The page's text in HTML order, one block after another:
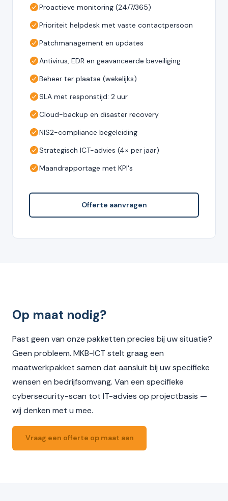
Proactieve monitoring (24/7/365)
Prioriteit helpdesk met vaste contactpersoon
Patchmanagement en updates
Antivirus, EDR en geavanceerde beveiliging
Beheer ter plaatse (wekelijks)
SLA met responstijd: 2 uur
Cloud-backup en disaster recovery
NIS2-compliance begeleiding
Strategisch ICT-advies (4× per jaar)
Maandrapportage met KPI's
Offerte aanvragen
Op maat nodig?
Past geen van onze pakketten precies bij uw situatie?
Geen probleem. MKB-ICT stelt graag een
maatwerkpakket samen dat aansluit bij uw specifieke
wensen en bedrijfsomvang. Van een specifieke
cybersecurity-scan tot IT-advies op projectbasis —
wij denken met u mee.
Vraag een offerte op maat aan